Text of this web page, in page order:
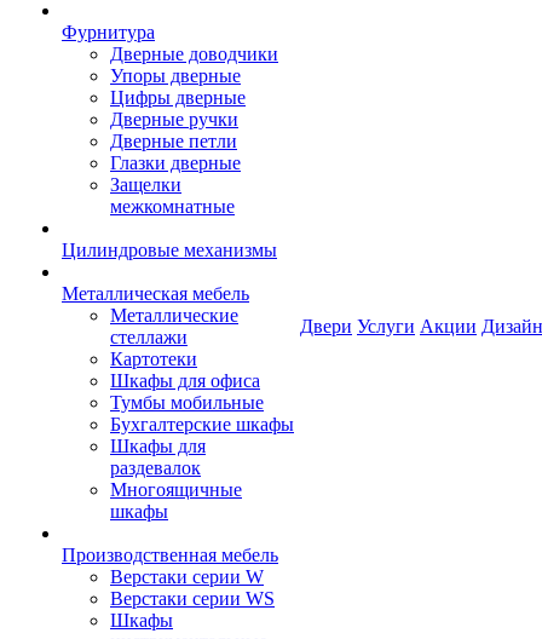
Фурнитура
Дверные доводчики
Упоры дверные
Цифры дверные
Дверные ручки
Дверные петли
Глазки дверные
Защелки
межкомнатные
Цилиндровые механизмы
Металлическая мебель
Металлические
стеллажи
Картотеки
Шкафы для офиса
Тумбы мобильные
Бухгалтерские шкафы
Шкафы для
раздевалок
Многоящичные
шкафы
Производственная мебель
Верстаки серии W
Верстаки серии WS
Шкафы
Двери Услуги Акции